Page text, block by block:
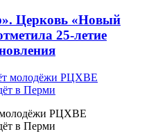
Церковь «Новый
25-летие
молодёжи РЦХВЕ
в Перми